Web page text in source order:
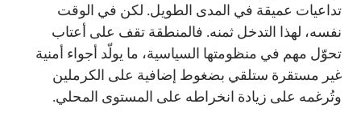
تداعيات عميقة في المدى الطويل. لكن في الوقت
نفسه، لهذا التدخل ثمنه. فالمنطقة تقف على أعتاب
تحوّل مهم في منظومتها السياسية، ما يولّد أجواء أمنية
غير مستقرة ستلقي بضغوط إضافية على الكرملين
وتُرغمه على زيادة انخراطه على المستوى المحلي.